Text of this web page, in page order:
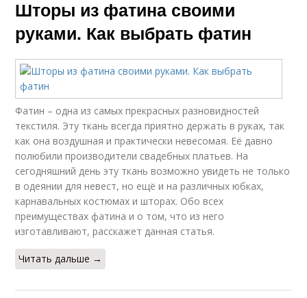
Шторы из фатина своими
руками. Как выбрать фатин
Фатин – одна из самых прекрасных разновидностей
текстиля. Эту ткань всегда приятно держать в руках, так
как она воздушная и практически невесомая. Её давно
полюбили производители свадебных платьев. На
сегодняшний день эту ткань возможно увидеть не только
в одеянии для невест, но ещё и на различных юбках,
карнавальных костюмах и шторах. Обо всех
преимуществах фатина и о том, что из него
изготавливают, расскажет данная статья.
Читать дальше →